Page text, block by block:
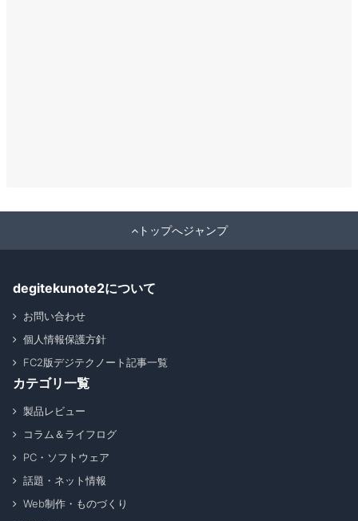
トップへジャンプ
degitekunote2について
お問い合わせ
個人情報保護方針
FC2版デジテクノート記事一覧
カテゴリ一覧
製品レビュー
コラム＆ライフログ
PC・ソフトウェア
話題・ネット情報
Web制作・ものづくり